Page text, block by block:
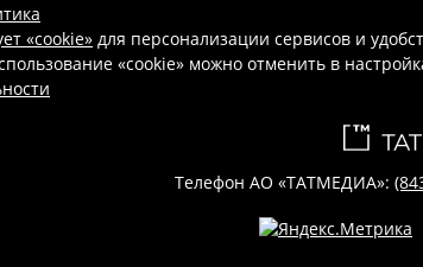
«cookie» для персонализации сервисов и
«cookie» можно отменить в
Телефон АО «ТАТМЕДИА»: